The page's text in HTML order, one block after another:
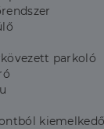
parkoló